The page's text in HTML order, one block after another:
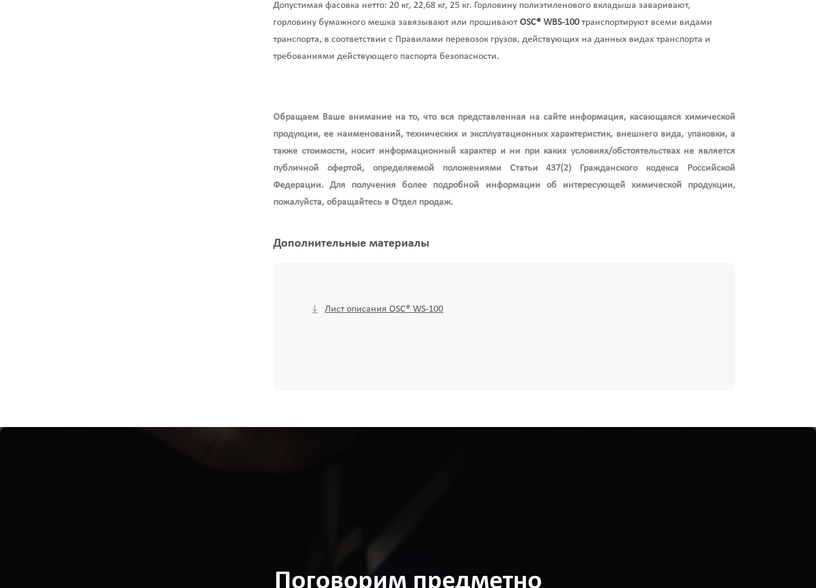
Допустимая фасовка нетто: 20 кг, 22,68 кг, 25 кг. Горловину полиэтиленового вкладыша заваривают,
горловину бумажного мешка завязывают или прошивают OSC® WBS-100транспортируют всеми видами
транспорта, в соответствии с Правилами перевозок грузов, действующих на данных видах транспорта и
требованиями действующего паспорта безопасности.
Обращаем Ваше внимание на то, что вся представленная на сайте информация, касающаяся химической
продукции, ее наименований, технических и эксплуатационных характеристик, внешнего вида, упаковки, а
также стоимости, носит информационный характер и ни при каких условиях/обстоятельствах не является
публичной офертой, определяемой положениями Статьи 437(2) Гражданского кодекса Российской
Федерации. Для получения более подробной информации об интересующей химической продукции,
пожалуйста, обращайтесь в Отдел продаж.
Дополнительные материалы
Лист описания OSC® WS-100
Поговорим предметно